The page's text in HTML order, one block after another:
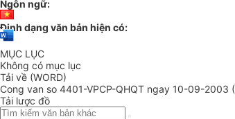
Ngôn ngữ:
Định dạng văn bản hiện có:
MỤC LỤC
Không có mục lục
Tải về (WORD)
Cong van so 4401-VPCP-QHQT ngay 10-09-2003
Tải lược đồ